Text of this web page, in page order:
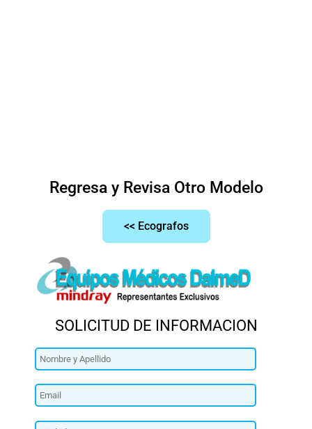
Regresa y Revisa Otro Modelo
<< Ecografos
SOLICITUD DE INFORMACION